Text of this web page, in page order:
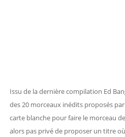
Issu de la dernière compilation Ed
des 20 morceaux inédits proposés
carte blanche pour faire le morceau
alors pas privé de proposer un titre